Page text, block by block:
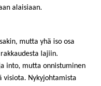
alaisiaan.
mutta yhä iso osa
lajiin.
into, mutta onnistuminen
visiota. Nykyjohtamista